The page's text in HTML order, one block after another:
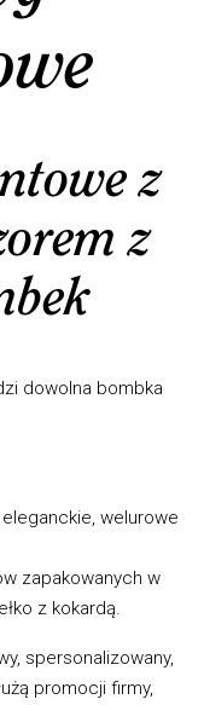
z
z
dowolna bombka
welurowe
zapakowanych w
z kokardą.
spersonalizowany,
promocji firmy,